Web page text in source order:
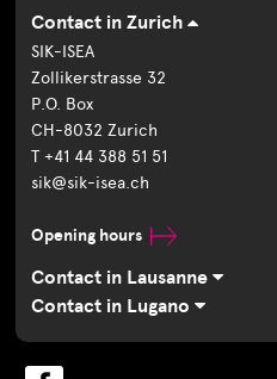
Contact in Zurich
SIK-ISEA
Zollikerstrasse 32
P.O. Box
CH-8032 Zurich
T +41 44 388 51 51
sik@sik-isea.ch
Opening hours
Contact in Lausanne
Contact in Lugano